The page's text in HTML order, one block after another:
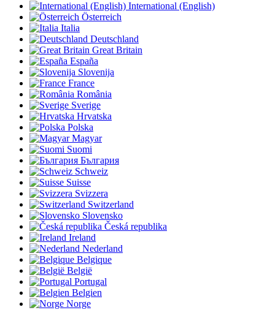
International (English)
Österreich
Italia
Deutschland
Great Britain
España
Slovenija
France
România
Sverige
Hrvatska
Polska
Magyar
Suomi
България
Schweiz
Suisse
Svizzera
Switzerland
Slovensko
Česká republika
Ireland
Nederland
Belgique
België
Portugal
Belgien
Norge